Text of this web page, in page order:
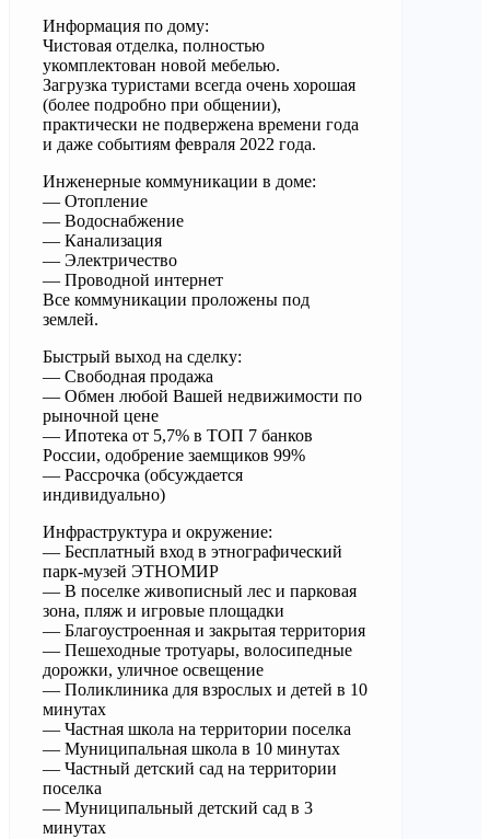
Информация по дому:
Чистовая отделка, полностью
укомплектован новой мебелью.
Загрузка туристами всегда очень хорошая
(более подробно при общении),
практически не подвержена времени года
и даже событиям февраля 2022 года.
Инженерные коммуникации в доме:
— Отопление
— Водоснабжение
— Канализация
— Электричество
— Проводной интернет
Все коммуникации проложены под
землей.
Быстрый выход на сделку:
— Свободная продажа
— Обмен любой Вашей недвижимости по
рыночной цене
— Ипотека от 5,7% в ТОП 7 банков
России, одобрение заемщиков 99%
— Рассрочка (обсуждается
индивидуально)
Инфраструктура и окружение:
— Бесплатный вход в этнографический
парк-музей ЭТНОМИР
— В поселке живописный лес и парковая
зона, пляж и игровые площадки
— Благоустроенная и закрытая территория
— Пешеходные тротуары, волосипедные
дорожки, уличное освещение
— Поликлиника для взрослых и детей в 10
минутах
— Частная школа на территории поселка
— Муниципальная школа в 10 минутах
— Частный детский сад на территории
поселка
— Муниципальный детский сад в 3
минутах